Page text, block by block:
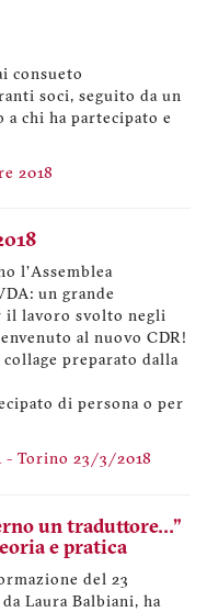
consueto
soci, seguito da un
chi ha partecipato e
l'Assemblea
un grande
il lavoro svolto negli
al nuovo CDR!
preparato dalla
di persona o per
un traduttore..."
e pratica
del 23
Laura Balbiani, ha